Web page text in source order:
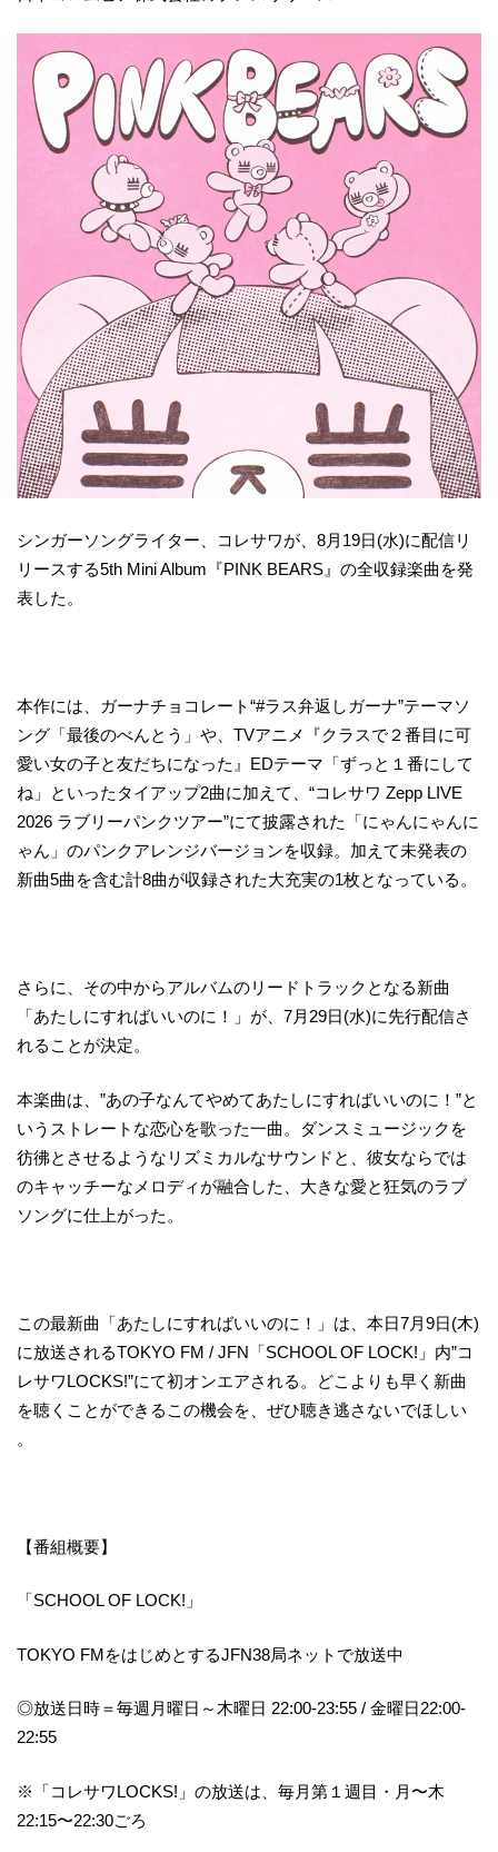
シンガーソングライター、コレサワが、8月19日(水)に配信リ
リースする5th Mini Album『PINK BEARS』の全収録楽曲を発
表した。
本作には、ガーナチョコレート“#ラス弁返しガーナ”テーマソ
ング「最後のべんとう」や、TVアニメ『クラスで２番目に可
愛い女の子と友だちになった』EDテーマ「ずっと１番にして
ね」といったタイアップ2曲に加えて、“コレサワ Zepp LIVE
2026 ラブリーパンクツアー”にて披露された「にゃんにゃんに
ゃん」のパンクアレンジバージョンを収録。加えて未発表の
新曲5曲を含む計8曲が収録された大充実の1枚となっている。
さらに、その中からアルバムのリードトラックとなる新曲
「あたしにすればいいのに！」が、7月29日(水)に先行配信さ
れることが決定。
本楽曲は、”あの子なんてやめてあたしにすればいいのに！”と
いうストレートな恋心を歌った一曲。ダンスミュージックを
彷彿とさせるようなリズミカルなサウンドと、彼女ならでは
のキャッチーなメロディが融合した、大きな愛と狂気のラブ
ソングに仕上がった。
この最新曲「あたしにすればいいのに！」は、本日7月9日(木)
に放送されるTOKYO FM / JFN「SCHOOL OF LOCK!」内”コ
レサワLOCKS!”にて初オンエアされる。どこよりも早く新曲
を聴くことができるこの機会を、ぜひ聴き逃さないでほしい
。
【番組概要】
「SCHOOL OF LOCK!」
TOKYO FMをはじめとするJFN38局ネットで放送中
◎放送日時＝毎週月曜日～木曜日 22:00-23:55 / 金曜日22:00-
22:55
※「コレサワLOCKS!」の放送は、毎月第１週目・月〜木
22:15〜22:30ごろ